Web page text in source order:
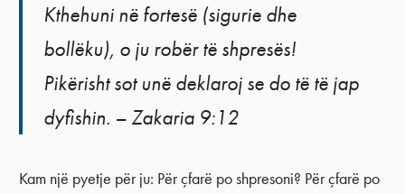
Kthehuni në fortesë (sigurie dhe
bollëku), o ju robër të shpresës!
Pikërisht sot unë deklaroj se do të të jap
dyfishin. – Zakaria 9:12
Kam një pyetje për ju: Për çfarë po shpresoni? Për çfarë po